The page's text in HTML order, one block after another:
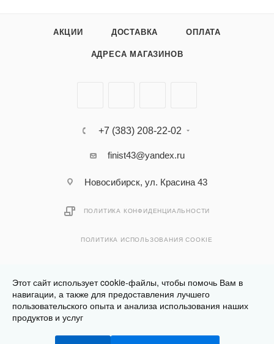
АКЦИИ ДОСТАВКА ОПЛАТА
АДРЕСА МАГАЗИНОВ
+7 (383) 208-22-02
finist43@yandex.ru
Новосибирск, ул. Красина 43
ПОЛИТИКА КОНФИДЕНЦИАЛЬНОСТИ
ПОЛИТИКА ИСПОЛЬЗОВАНИЯ COOKIE
Разработано вКлюква.Студия
2026 © Финист - интернет-магазин мебели
Этот сайт использует cookie-файлы, чтобы помочь Вам в
навигации, а также для предоставления лучшего
пользовательского опыта и анализа использования наших
продуктов и услуг